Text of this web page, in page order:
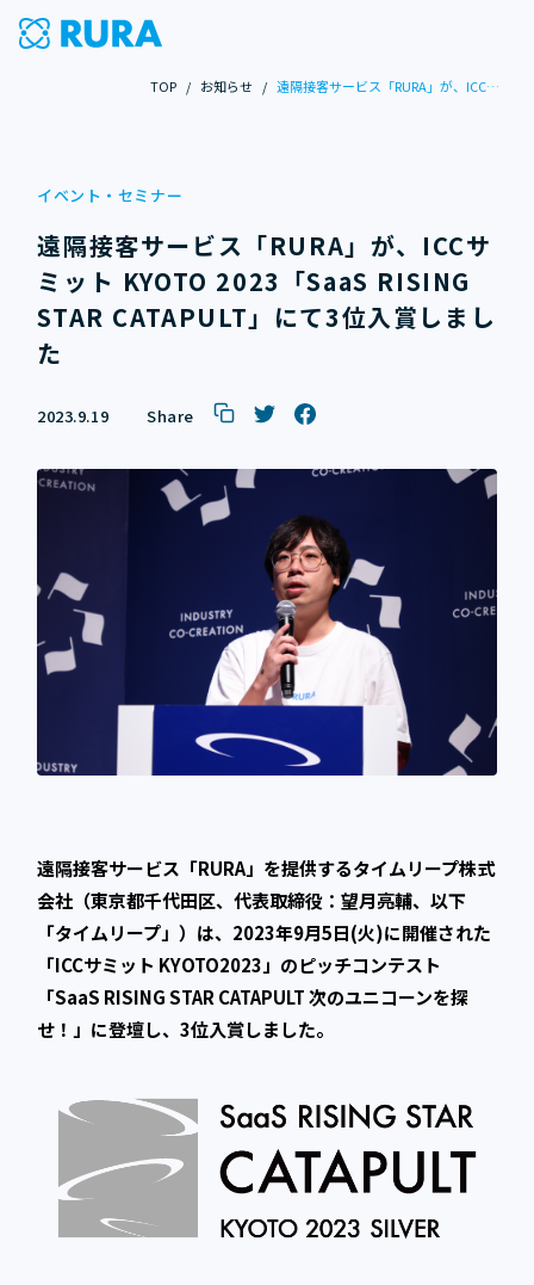
TOP / お知らせ / 遠隔接客サービス「RURA」が、ICCサミット KYOTO 2023「SaaS RISING STAR CATAPULT」にて3位入賞しました
イベント・セミナー
遠隔接客サービス「RURA」が、ICCサ
ミット KYOTO 2023「SaaS RISING
STAR CATAPULT」にて3位入賞しまし
た
2023.9.19 Share
遠隔接客サービス「RURA」を提供するタイムリープ株式
会社（東京都千代田区、代表取締役：望月亮輔、以下
「タイムリープ」）は、2023年9月5日(火)に開催された
「ICCサミット KYOTO2023」のピッチコンテスト
「SaaS RISING STAR CATAPULT 次のユニコーンを探
せ！」に登壇し、3位入賞しました。